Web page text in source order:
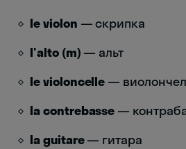
le violon — скрипка
l'alto (m) — альт
le violoncelle —
la contrebasse —
la guitare— гитара